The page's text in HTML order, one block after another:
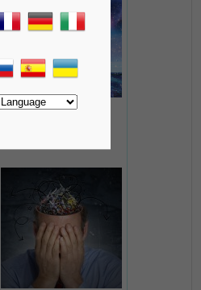
Как наш ум создает